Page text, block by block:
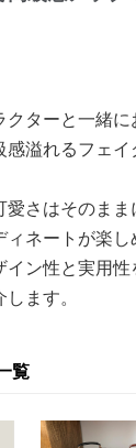
クターと一緒
溢れるフェ
さはそのま
ネートが楽し
イン性と実用
ます。
覧